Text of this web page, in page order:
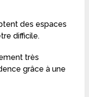
des espaces
difficile.
très
grâce à une